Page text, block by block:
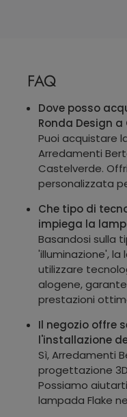
FAQ
Dove posso
Ronda Design
Puoi acquistare
Arredamenti
Castelverde.
personalizzata
Che tipo di
impiega la
Basandosi sulla
'illuminazione',
utilizzare
alogene,
prestazioni
Il negozio offre
l'installazione
Sì, Arredamenti
progettazione
Possiamo
lampada Flake